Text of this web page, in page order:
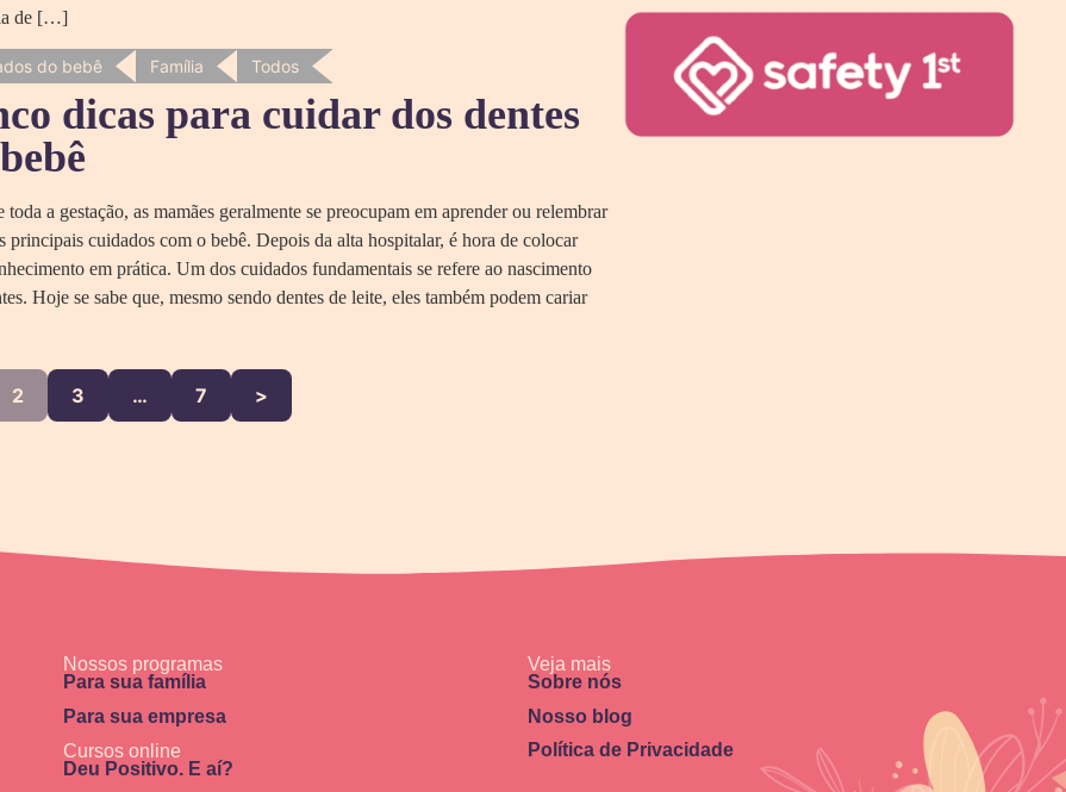
de […]
do bebê Família Todos
dicas para cuidar dos dentes
toda a gestação, as mamães geralmente se preocupam em aprender ou relembrar
principais cuidados com o bebê. Depois da alta hospitalar, é hora de colocar
em prática. Um dos cuidados fundamentais se refere ao nascimento
Hoje se sabe que, mesmo sendo dentes de leite, eles também podem cariar
2 3 … 7 >
Nossos programas
Para sua família
Para sua empresa
Cursos online
Deu Positivo. E aí?
Veja mais
Sobre nós
Nosso blog
Política de Privacidade